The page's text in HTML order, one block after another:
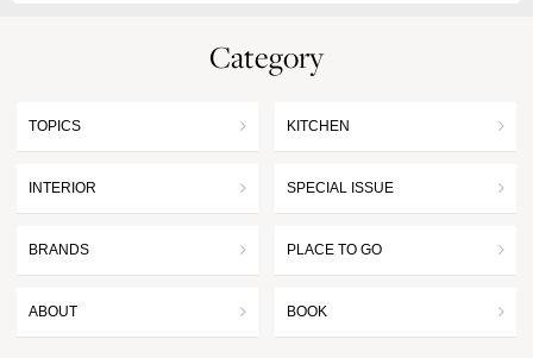
Category
TOPICS KITCHEN
INTERIOR SPECIAL ISSUE
BRANDS PLACE TO GO
ABOUT BOOK